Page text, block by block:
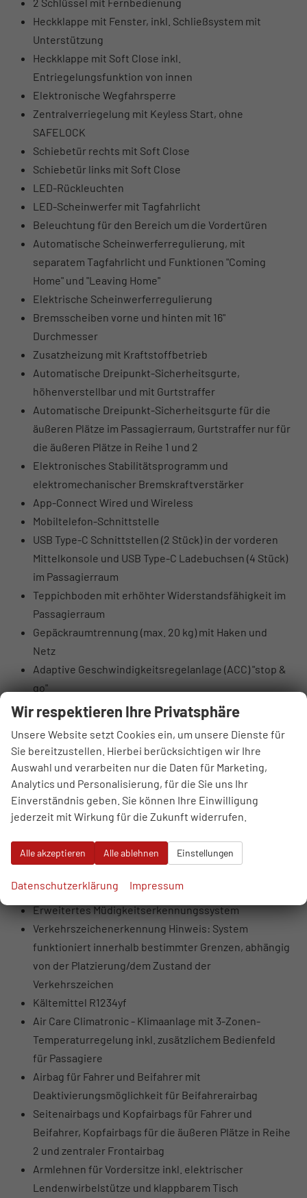
Heckklappe mit Fenster, inkl. Schließsystem mit
Unterstützung
Heckklappe mit Soft Close inkl.
Entriegelungsfunktion von innen
Elektronische Wegfahrsperre
Zentralverriegelung mit Keyless Start, ohne
SAFELOCK
Schiebetür rechts mit Soft Close
Schiebetür links mit Soft Close
LED-Rückleuchten
LED-Scheinwerfer mit Tagfahrlicht
Beleuchtung für den Bereich um die Vordertüren
Automatische Scheinwerferregulierung, mit
separatem Tagfahrlicht und Funktionen "Coming
Home" und "Leaving Home"
Elektrische Scheinwerferregulierung
Bremsscheiben vorne und hinten mit 16"
Durchmesser
Zusatzheizung mit Kraftstoffbetrieb
Automatische Dreipunkt-Sicherheitsgurte,
höhenverstellbar und mit Gurtstraffer
Automatische Dreipunkt-Sicherheitsgurte für die
äußeren Plätze im Passagierraum, Gurtstraffer nur für
die äußeren Plätze in Reihe 1 und 2
Elektronisches Stabilitätsprogramm und
elektromechanischer Bremskraftverstärker
App-Connect Wired und Wireless
Mobiltelefon-Schnittstelle
USB Type-C Schnittstellen (2 Stück) in der vorderen
Mittelkonsole und USB Type-C Ladebuchsen (4 Stück)
im Passagierraum
Teppichboden mit erhöhter Widerstandsfähigkeit im
Passagierraum
Gepäckraumtrennung (max. 20 kg) mit Haken und
Netz
Adaptive Geschwindigkeitsregelanlage (ACC) "stop &
go"
Spurwechselassistent Side Assist inkl.
Ausparkassistent und Ausstiegswarnung
Akustische Gurtwarnung für Fahrer und Beifahrer,
einschließlich Gurtwarnung für die Rücksitze
Front Assist mit Fußgänger- und
Radfahrererkennung
Fußgängererkennung für Front Assist
Spurhalteassistent Lane Assist
Park Distance Control vorne und hinten
Erweitertes Müdigkeitserkennungssystem
Verkehrszeichenerkennung Hinweis: System
funktioniert innerhalb bestimmter Grenzen, abhängig
von der Platzierung/dem Zustand der
Verkehrszeichen
Kältemittel R1234yf
Air Care Climatronic - Klimaanlage mit 3-Zonen-
Temperaturregelung inkl. zusätzlichem Bedienfeld
für Passagiere
Airbag für Fahrer und Beifahrer mit
Deaktivierungsmöglichkeit für Beifahrerairbag
Seitenairbags und Kopfairbags für Fahrer und
Beifahrer, Kopfairbags für die äußeren Plätze in Reihe
2 und zentraler Frontairbag
Armlehnen für Vordersitze inkl. elektrischer
Lendenwirbelstütze und klappbarem Tisch
Wir respektieren Ihre Privatsphäre
Unsere Website setzt Cookies ein, um unsere Dienste für
Sie bereitzustellen. Hierbei berücksichtigen wir Ihre
Auswahl und verarbeiten nur die Daten für Marketing,
Analytics und Personalisierung, für die Sie uns Ihr
Einverständnis geben. Sie können Ihre Einwilligung
jederzeit mit Wirkung für die Zukunft widerrufen.
Alle akzeptieren Alle ablehnen Einstellungen
Datenschutzerklärung Impressum